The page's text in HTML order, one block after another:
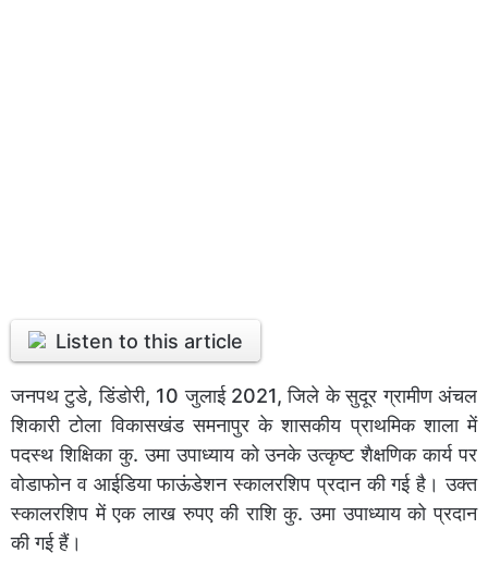
Listen to this article
जनपथ टुडे, डिंडोरी, 10 जुलाई 2021, जिले के सुदूर ग्रामीण अंचल
शिकारी टोला विकासखंड समनापुर के शासकीय प्राथमिक शाला में
पदस्थ शिक्षिका कु. उमा उपाध्याय को उनके उत्कृष्ट शैक्षणिक कार्य पर
वोडाफोन व आईडिया फाऊंडेशन स्कालरशिप प्रदान की गई है। उक्त
स्कालरशिप में एक लाख रुपए की राशि कु. उमा उपाध्याय को प्रदान
की गई हैं।